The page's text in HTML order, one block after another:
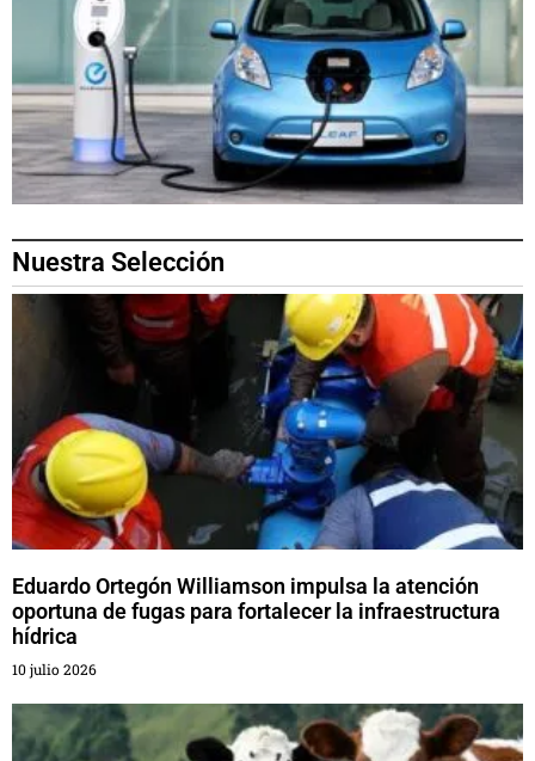
Nuestra Selección
Eduardo Ortegón Williamson impulsa la atención
oportuna de fugas para fortalecer la infraestructura
hídrica
10 julio 2026